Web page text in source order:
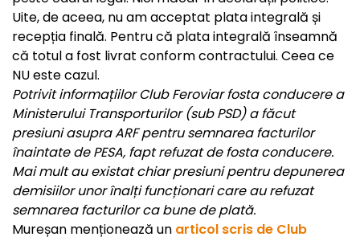
Uite, de aceea, nu am acceptat plata integrală și
recepția finală. Pentru că plata integrală înseamnă
că totul a fost livrat conform contractului. Ceea ce
NU este cazul.
Potrivit informațiilor Club Feroviar fosta conducere a
Ministerului Transporturilor (sub PSD) a făcut
presiuni asupra ARF pentru semnarea facturilor
înaintate de PESA, fapt refuzat de fosta conducere.
Mai mult au existat chiar presiuni pentru depunerea
demisiilor unor înalți funcționari care au refuzat
semnarea facturilor ca bune de plată.
Mureșan menționează un articol scris de Club